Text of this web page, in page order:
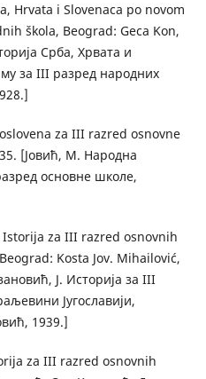
Hrvata i Slovenaca po novom
škola, Beograd: Geca Kon,
Срба, Хрвата и
за III разред народних
za III razred osnovne
[Јовић, М. Народна
основне школе,
Istorija za III razred osnovnih
Kosta Jov. Mihailović,
Ј. Историја за III
Југославији,
1939.]
za III razred osnovnih